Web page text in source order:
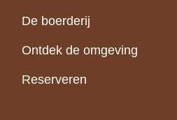
De boerderij
Ontdek de omgeving
Reserveren